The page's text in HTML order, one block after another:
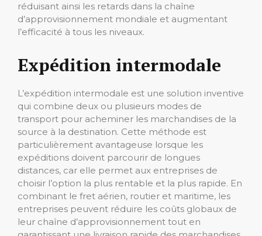
réduisant ainsi les retards dans la chaîne
d’approvisionnement mondiale et augmentant
l’efficacité à tous les niveaux.
Expédition intermodale
L’expédition intermodale est une solution inventive
qui combine deux ou plusieurs modes de
transport pour acheminer les marchandises de la
source à la destination. Cette méthode est
particulièrement avantageuse lorsque les
expéditions doivent parcourir de longues
distances, car elle permet aux entreprises de
choisir l’option la plus rentable et la plus rapide. En
combinant le fret aérien, routier et maritime, les
entreprises peuvent réduire les coûts globaux de
leur chaîne d’approvisionnement tout en